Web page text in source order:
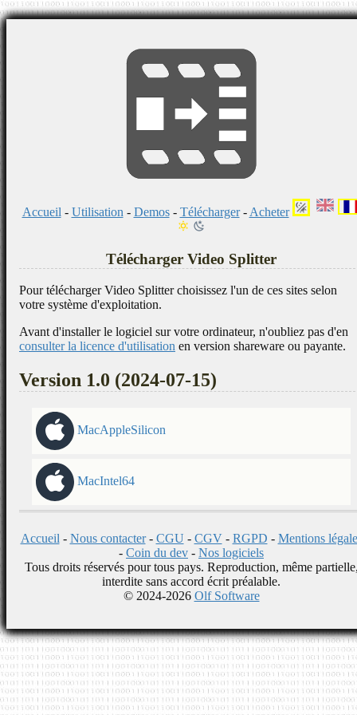
Accueil - Utilisation - Demos- Télécharger- Acheter
Télécharger Video Splitter
Pour télécharger Video Splitter choisissez l'un de ces sites selon
votre système d'exploitation.
Avant d'installer le logiciel sur votre ordinateur, n'oubliez pas d'en
consulter la licence d'utilisation en version shareware ou payante.
Version 1.0 (2024-07-15)
MacAppleSilicon
MacIntel64
Accueil - Nous contacter- CGU - CGV- RGPD - Mentions
- Coin du dev - Nos logiciels
Tous droits réservés pour tous pays. Reproduction, même
interdite sans accord écrit préalable.
© 2024-2026 Olf Software